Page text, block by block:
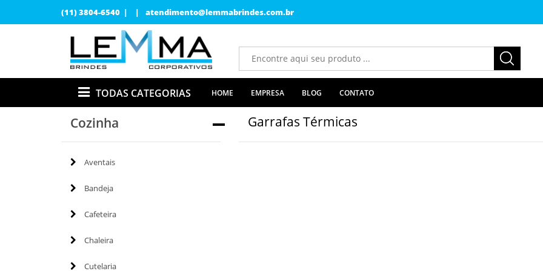
(11) 3804-6540 | | atendimento@lemmabrindes.com.br
TODAS CATEGORIAS HOME EMPRESA BLOG CONTATO
Cozinha
Aventais
Bandeja
Cafeteira
Chaleira
Cutelaria
Garrafas Térmicas